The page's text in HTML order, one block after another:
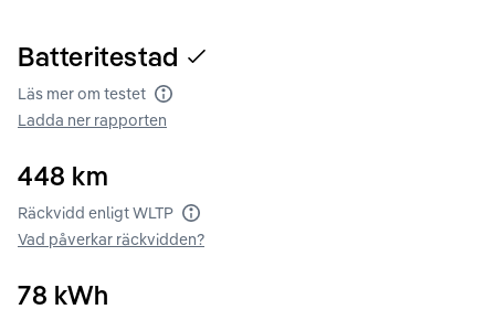
Batteritestad
Läs mer om testet Batteritest
Ladda ner rapporten
448 km
Räckvidd enligt WLTP Räckvidd enligt WLTP
Vad påverkar räckvidden?
78 kWh